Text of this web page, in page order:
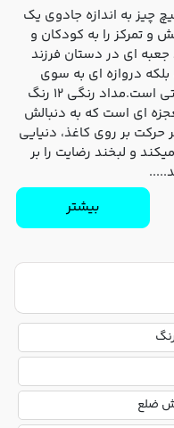
چیز به اندازه جادوی یک
و تمرکز را به کودکان و
ای در دستان فرزند
بلکه دروازه‌ ای به سوی
جنگل‌ های استوایی پر از رنگ و شگفتی است.مداد رنگی ۱۲ رنگ
ای است که به دنبالش
بر روی کاغذ، دنیایی
و لبخند رضایت را بر
بیشتر
ضلع